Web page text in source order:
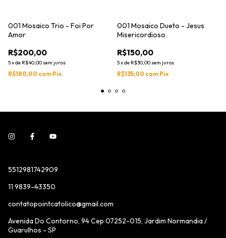
001 Mosaico Trio - Foi Por
Amor
R$200,00
5xde R$40,00 sem juros
R$180,00 com Pix
001 Mosaico Dueto - Jesus
Misericordioso
R$150,00
5xde R$30,00 sem juros
R$135,00 com Pix
5512981742909
11 9839-43350
contatopointcatolico@gmail.com
Avenida Do Contorno, 94 Cep 07252-015, Jardim Normandia /
Guarulhos - SP